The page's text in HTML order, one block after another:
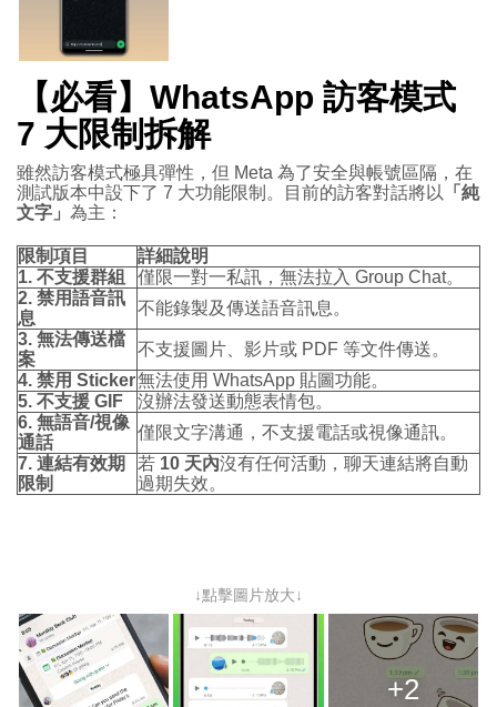
【必看】WhatsApp 訪客模式
7 大限制拆解
雖然訪客模式極具彈性，但 Meta 為了安全與帳號區隔，在
測試版本中設下了 7 大功能限制。目前的訪客對話將以
「純
文字」 為主：
限制項目
詳細說明
1. 不支援群組
僅限一對一私訊，無法拉入 Group Chat。
2. 禁用語音訊
息
不能錄製及傳送語音訊息。
3. 無法傳送檔
案
不支援圖片、影片或 PDF 等文件傳送。
4. 禁用 Sticker無法使用 WhatsApp 貼圖功能。
5. 不支援 GIF
沒辦法發送動態表情包。
6. 無語音/視像
通話
僅限文字溝通，不支援電話或視像通訊。
7. 連結有效期
限制
若 10 天內沒有任何活動，聊天連結將自動
過期失效。
↓點擊圖片放大↓
+2